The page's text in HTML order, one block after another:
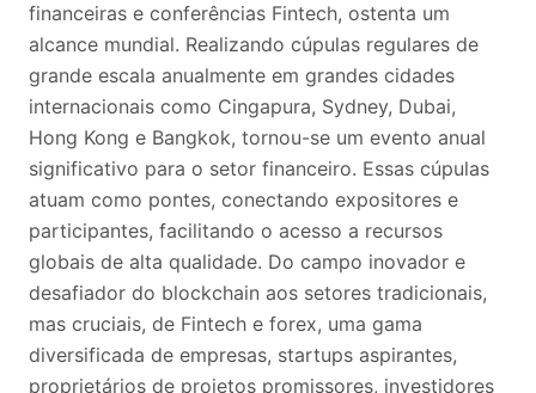
financeiras e conferências Fintech, ostenta um
alcance mundial. Realizando cúpulas regulares de
grande escala anualmente em grandes cidades
internacionais como Cingapura, Sydney, Dubai,
Hong Kong e Bangkok, tornou-se um evento anual
significativo para o setor financeiro. Essas cúpulas
atuam como pontes, conectando expositores e
participantes, facilitando o acesso a recursos
globais de alta qualidade. Do campo inovador e
desafiador do blockchain aos setores tradicionais,
mas cruciais, de Fintech e forex, uma gama
diversificada de empresas, startups aspirantes,
proprietários de projetos promissores, investidores